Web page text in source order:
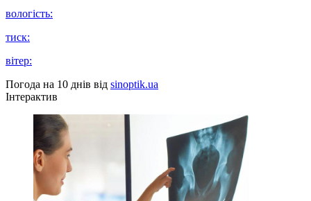
вологість:
тиск:
вітер:
Погода на 10 днів від sinoptik.ua
Інтерактив